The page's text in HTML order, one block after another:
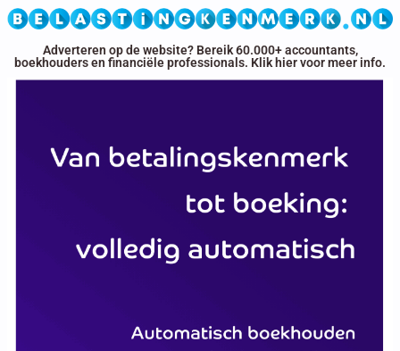
Adverteren op de website? Bereik 60.000+
boekhouders en financiële professionals. Klik hier